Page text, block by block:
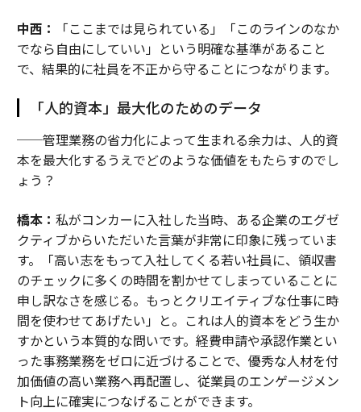
中西：
「ここまでは見られている」「このラインのなか
でなら自由にしていい」という明確な基準があること
で、結果的に社員を不正から守ることにつながります。
「人的資本」最大化のためのデータ
──管理業務の省力化によって生まれる余力は、人的資
本を最大化するうえでどのような価値をもたらすのでし
ょう？
橋本： 私がコンカーに入社した当時、ある企業のエグゼ
クティブからいただいた言葉が非常に印象に残っていま
す。「高い志をもって入社してくる若い社員に、領収書
のチェックに多くの時間を割かせてしまっていることに
申し訳なさを感じる。もっとクリエイティブな仕事に時
間を使わせてあげたい」と。これは人的資本をどう生か
すかという本質的な問いです。経費申請や承認作業とい
った事務業務をゼロに近づけることで、優秀な人材を付
加価値の高い業務へ再配置し、従業員のエンゲージメン
ト向上に確実につなげることができます。